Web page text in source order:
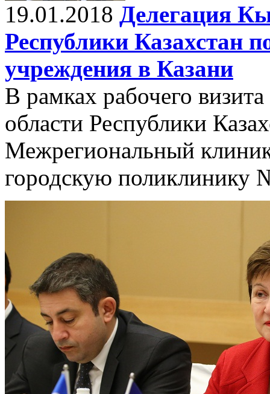
19.01.2018 Делегация
Республики Казахстан
учреждения в Казани
В рамках рабочего
области Республики
Межрегиональный
городскую поликлинику